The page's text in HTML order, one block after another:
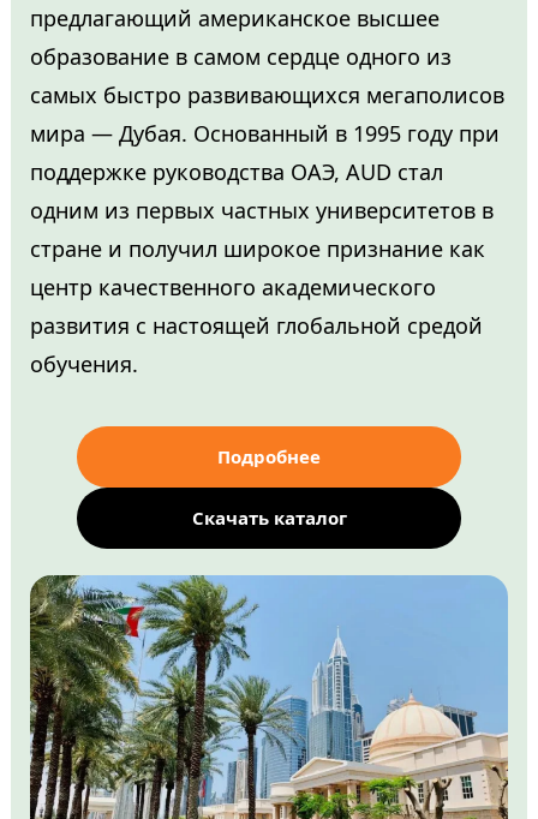
предлагающий американское высшее
образование в самом сердце одного из
самых быстро развивающихся мегаполисов
мира — Дубая. Основанный в 1995 году при
поддержке руководства ОАЭ, AUD стал
одним из первых частных университетов в
стране и получил широкое признание как
центр качественного академического
развития с настоящей глобальной средой
обучения.
Подробнее
Скачать каталог